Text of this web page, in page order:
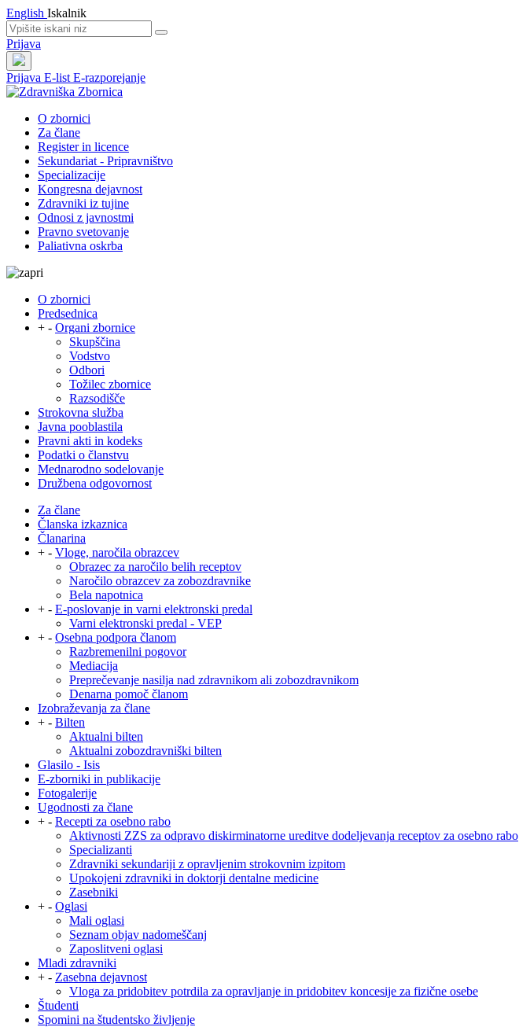
English Iskalnik
Prijava
Prijava E-list E-razporejanje
O zbornici
Za člane
Register in licence
Sekundariat - Pripravništvo
Specializacije
Kongresna dejavnost
Zdravniki iz tujine
Odnosi z javnostmi
Pravno svetovanje
Paliativna oskrba
O zbornici
Predsednica
+ - Organi zbornice
Skupščina
Vodstvo
Odbori
Tožilec zbornice
Razsodišče
Strokovna služba
Javna pooblastila
Pravni akti in kodeks
Podatki o članstvu
Mednarodno sodelovanje
Družbena odgovornost
Za člane
Članska izkaznica
Članarina
+ - Vloge, naročila obrazcev
Obrazec za naročilo belih receptov
Naročilo obrazcev za zobozdravnike
Bela napotnica
+ - E-poslovanje in varni elektronski predal
Varni elektronski predal - VEP
+ - Osebna podpora članom
Razbremenilni pogovor
Mediacija
Preprečevanje nasilja nad zdravnikom ali zobozdravnikom
Denarna pomoč članom
Izobraževanja za člane
+ - Bilten
Aktualni bilten
Aktualni zobozdravniški bilten
Glasilo - Isis
E-zborniki in publikacije
Fotogalerije
Ugodnosti za člane
+ - Recepti za osebno rabo
Aktivnosti ZZS za odpravo diskirminatorne ureditve dodeljevanja receptov za osebno rabo
Specializanti
Zdravniki sekundariji z opravljenim strokovnim izpitom
Upokojeni zdravniki in doktorji dentalne medicine
Zasebniki
+ - Oglasi
Mali oglasi
Seznam objav nadomeščanj
Zaposlitveni oglasi
Mladi zdravniki
+ - Zasebna dejavnost
Vloga za pridobitev potrdila za opravljanje in pridobitev koncesije za fizične osebe
Študenti
Spomini na študentsko življenje